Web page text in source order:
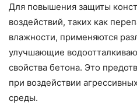
Для повышения защиты
воздействий, таких как
влажности, применяются
улучшающие
свойства бетона. Это
при воздействии
среды.